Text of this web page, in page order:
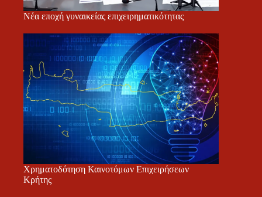
Νέα εποχή γυναικείας επιχειρηματικότητας
Χρηματοδότηση Καινοτόμων Επιχειρήσεων
Κρήτης